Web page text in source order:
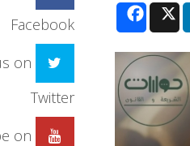
Facebook
X
Facebook
on
Twitter
on